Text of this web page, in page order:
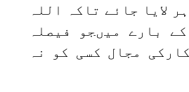
لایا جائے تاکہ اللہ
بارے میںجو فیصلہ
مجال کسی کو نہ